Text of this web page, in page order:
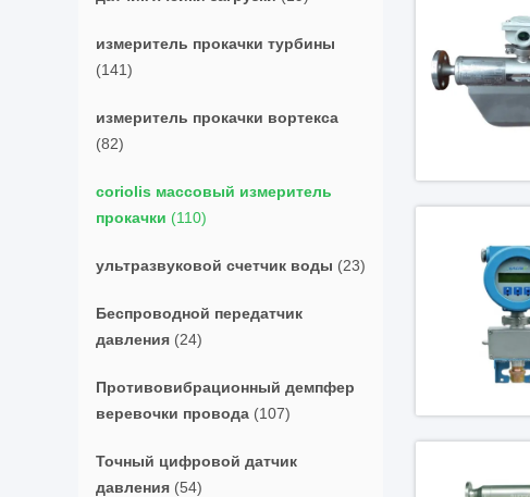
измеритель прокачки турбины
(141)
измеритель прокачки вортекса
(82)
coriolis массовый измеритель
прокачки (110)
ультразвуковой счетчик воды (23)
Беспроводной передатчик
давления (24)
Противовибрационный демпфер
веревочки провода (107)
Точный цифровой датчик
давления (54)